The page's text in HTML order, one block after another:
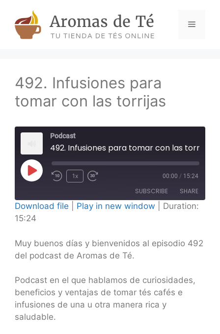
content
Menu
492. Infusiones para
tomar con las torrijas
Podcast
492. Infusiones para tomar con las torrijas
Play
1x 00:00 / 15:24
SUBSCRIBE SHARE
SHARE
LINK
EMBED
Download file Play in new window
Duration:
15:24
Muy buenos días y bienvenidos al episodio 492
del podcast de Aromas de Té.
Podcast en el que hablamos de curiosidades,
beneficios y ventajas de tomar tés cafés e
infusiones de una u otra manera rica y
saludable.